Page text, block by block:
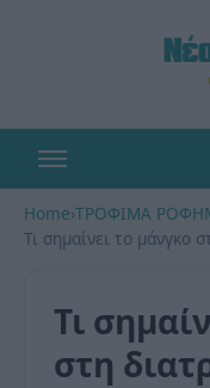
Home›ΤΡΟΦΙΜΑ
Τι σημαίνει το μάνγκο
Τι
στη